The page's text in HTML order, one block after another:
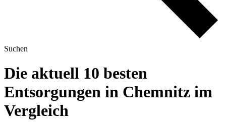
Suchen
Die aktuell 10 besten
Entsorgungen in Chemnitz im
Vergleich